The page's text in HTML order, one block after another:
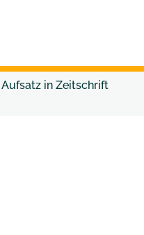
Aufsatz in Zeitschrift